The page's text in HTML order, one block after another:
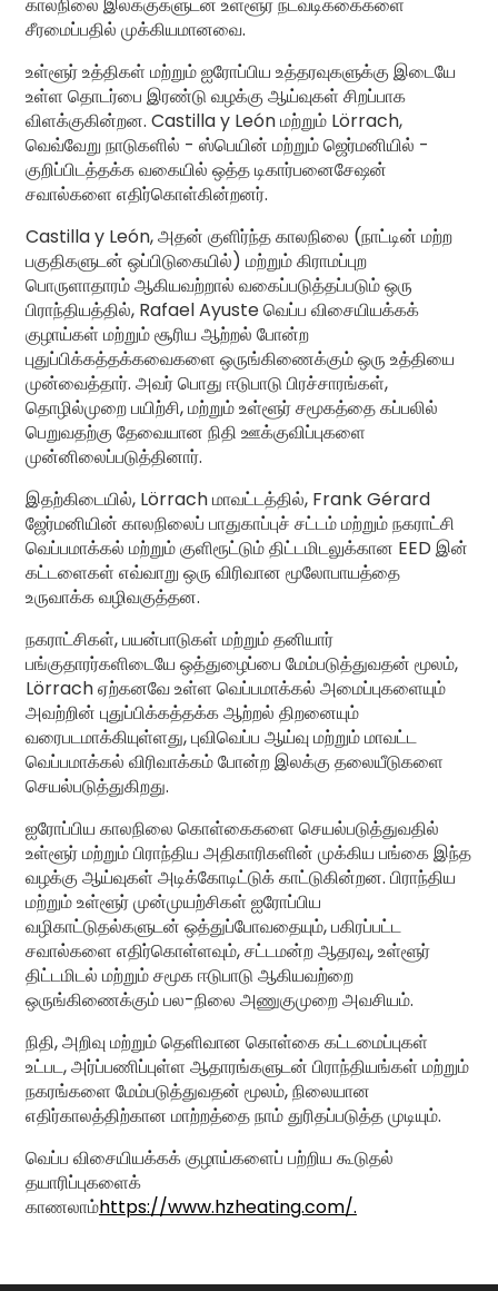
சீரமைப்பதில் முக்கியமானவை.
உள்ளூர் உத்திகள் மற்றும் ஐரோப்பிய உத்தரவுகளுக்கு இடையே
உள்ள தொடர்பை இரண்டு வழக்கு ஆய்வுகள் சிறப்பாக
விளக்குகின்றன. Castilla y León மற்றும் Lörrach,
வெவ்வேறு நாடுகளில் - ஸ்பெயின் மற்றும் ஜெர்மனியில் -
குறிப்பிடத்தக்க வகையில் ஒத்த டிகார்பனைசேஷன்
சவால்களை எதிர்கொள்கின்றனர்.
Castilla y León, அதன் குளிர்ந்த காலநிலை (நாட்டின் மற்ற
பகுதிகளுடன் ஒப்பிடுகையில்) மற்றும் கிராமப்புற
பொருளாதாரம் ஆகியவற்றால் வகைப்படுத்தப்படும் ஒரு
பிராந்தியத்தில், Rafael Ayuste வெப்ப விசையியக்கக்
குழாய்கள் மற்றும் சூரிய ஆற்றல் போன்ற
புதுப்பிக்கத்தக்கவைகளை ஒருங்கிணைக்கும் ஒரு உத்தியை
முன்வைத்தார். அவர் பொது ஈடுபாடு பிரச்சாரங்கள்,
தொழில்முறை பயிற்சி, மற்றும் உள்ளூர் சமூகத்தை கப்பலில்
பெறுவதற்கு தேவையான நிதி ஊக்குவிப்புகளை
முன்னிலைப்படுத்தினார்.
இதற்கிடையில், Lörrach மாவட்டத்தில், Frank Gérard
ஜேர்மனியின் காலநிலைப் பாதுகாப்புச் சட்டம் மற்றும் நகராட்சி
வெப்பமாக்கல் மற்றும் குளிரூட்டும் திட்டமிடலுக்கான EED இன்
கட்டளைகள் எவ்வாறு ஒரு விரிவான மூலோபாயத்தை
உருவாக்க வழிவகுத்தன.
நகராட்சிகள், பயன்பாடுகள் மற்றும் தனியார்
பங்குதாரர்களிடையே ஒத்துழைப்பை மேம்படுத்துவதன் மூலம்,
Lörrach ஏற்கனவே உள்ள வெப்பமாக்கல் அமைப்புகளையும்
அவற்றின் புதுப்பிக்கத்தக்க ஆற்றல் திறனையும்
வரைபடமாக்கியுள்ளது, புவிவெப்ப ஆய்வு மற்றும் மாவட்ட
வெப்பமாக்கல் விரிவாக்கம் போன்ற இலக்கு தலையீடுகளை
செயல்படுத்துகிறது.
ஐரோப்பிய காலநிலை கொள்கைகளை செயல்படுத்துவதில்
உள்ளூர் மற்றும் பிராந்திய அதிகாரிகளின் முக்கிய பங்கை இந்த
வழக்கு ஆய்வுகள் அடிக்கோடிட்டுக் காட்டுகின்றன. பிராந்திய
மற்றும் உள்ளூர் முன்முயற்சிகள் ஐரோப்பிய
வழிகாட்டுதல்களுடன் ஒத்துப்போவதையும், பகிரப்பட்ட
சவால்களை எதிர்கொள்ளவும், சட்டமன்ற ஆதரவு, உள்ளூர்
திட்டமிடல் மற்றும் சமூக ஈடுபாடு ஆகியவற்றை
ஒருங்கிணைக்கும் பல-நிலை அணுகுமுறை அவசியம்.
நிதி, அறிவு மற்றும் தெளிவான கொள்கை கட்டமைப்புகள்
உட்பட, அர்ப்பணிப்புள்ள ஆதாரங்களுடன் பிராந்தியங்கள் மற்றும்
நகரங்களை மேம்படுத்துவதன் மூலம், நிலையான
எதிர்காலத்திற்கான மாற்றத்தை நாம் துரிதப்படுத்த முடியும்.
வெப்ப விசையியக்கக் குழாய்களைப் பற்றிய கூடுதல்
தயாரிப்புகளைக்
காணலாம்https://www.hzheating.com/.